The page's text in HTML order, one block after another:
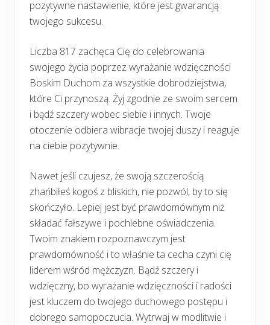
pozytywne nastawienie, które jest gwarancją
twojego sukcesu.
Liczba 817 zachęca Cię do celebrowania
swojego życia poprzez wyrażanie wdzięczności
Boskim Duchom za wszystkie dobrodziejstwa,
które Ci przynoszą. Żyj zgodnie ze swoim sercem
i bądź szczery wobec siebie i innych. Twoje
otoczenie odbiera wibracje twojej duszy i reaguje
na ciebie pozytywnie.
Nawet jeśli czujesz, że swoją szczerością
zhańbiłeś kogoś z bliskich, nie pozwól, by to się
skończyło. Lepiej jest być prawdomównym niż
składać fałszywe i pochlebne oświadczenia.
Twoim znakiem rozpoznawczym jest
prawdomówność i to właśnie ta cecha czyni cię
liderem wśród mężczyzn. Bądź szczery i
wdzięczny, bo wyrażanie wdzięczności i radości
jest kluczem do twojego duchowego postępu i
dobrego samopoczucia. Wytrwaj w modlitwie i